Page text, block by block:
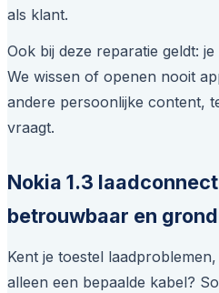
als klant.
Ook bij deze reparatie geldt:
We wissen of openen nooit
andere persoonlijke content,
vraagt.
Nokia 1.3
betrouwbaar en
Kent je toestel
alleen een bepaalde kabel?